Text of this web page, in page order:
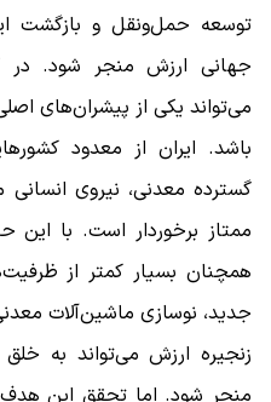
توسعه حمل‌ونقل و بازگشت
جهانی ارزش منجر شود.
می‌تواند یکی از پیشران‌های
باشد. ایران از معدود
گسترده معدنی، نیروی
ممتاز برخوردار است. با
همچنان بسیار کمتر از
جدید، نوسازی ماشین‌آلات
زنجیره ارزش می‌تواند به خلق
منجر شود. اما تحقق این هدف